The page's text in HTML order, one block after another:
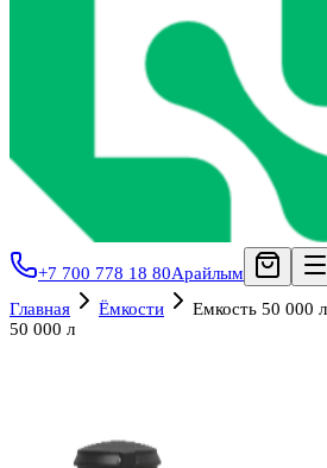
+7 700 778 18 80Арайлым
Главная
Ёмкости
Емкость 50 000
50 000 л